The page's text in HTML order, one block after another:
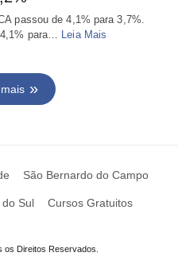
passou de 4,1% para 3,7%.
para…
Leia Mais
São Bernardo do Campo
Sul Cursos Gratuitos
os Direitos Reservados.